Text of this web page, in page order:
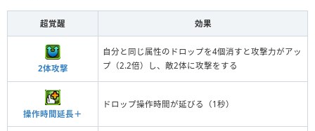
超覚醒 効果
2体攻撃
自分と同じ属性のドロップを4個消すと攻撃力がアッ
プ（2.2倍）し、敵2体に攻撃をする
操作時間延長＋
ドロップ操作時間が延びる（1秒）